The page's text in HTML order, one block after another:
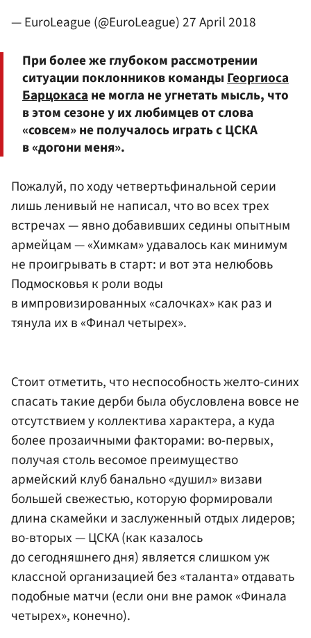
— EuroLeague (@EuroLeague)27 April 2018
При более же глубоком рассмотрении
ситуации поклонников командыГеоргиоса
Барцокасане могла не угнетать мысль, что
в этом сезоне у их любимцев от слова
«совсем» не получалось играть с ЦСКА
в «догони меня».
Пожалуй, по ходу четвертьфинальной серии
лишь ленивый не написал, что во всех трех
встречах — явно добавивших седины опытным
армейцам — «Химкам» удавалось как минимум
не проигрывать в старт: и вот эта нелюбовь
Подмосковья к роли воды
в импровизированных «салочках» как раз и
тянула их в «Финал четырех».
Стоит отметить, что неспособность желто-синих
спасать такие дерби была обусловлена вовсе не
отсутствием у коллектива характера, а куда
более прозаичными факторами: во-первых,
получая столь весомое преимущество
армейский клуб банально «душил» визави
большей свежестью, которую формировали
длина скамейки и заслуженный отдых лидеров;
во-вторых — ЦСКА (как казалось
до сегодняшнего дня) является слишком уж
классной организацией без «таланта» отдавать
подобные матчи (если они вне рамок «Финала
четырех», конечно).